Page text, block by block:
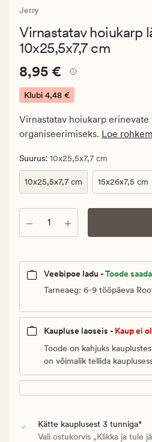
Jerry
Virnastatav hoiukarp
10x25,5x7,7 cm
Pris_ee
8,95
€.
4,48
€
Pris_ee 8,95 €
8,95 €
Klubi 4,48 €
Virnastatav hoiukarp erinevate
organiseerimiseks. Loe rohkem
Suurus: 10x25,5x7,7 cm
10x25,5x7,7 cm 15x26x7,5 cm
Kogus
Veebipoe ladu -Toode
Tarneaeg: 6-9 tööpäeva
Kaupluse laoseis - Kaup ei
Toode on kahjuks
on võimalik tellida
Kätte kauplusest 3 tunniga*
Vali ostukorvis „Klikka ja tule